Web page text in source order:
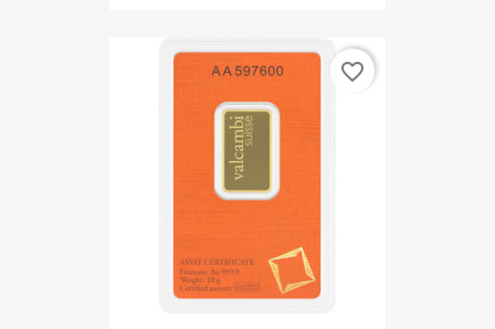
favorite_border